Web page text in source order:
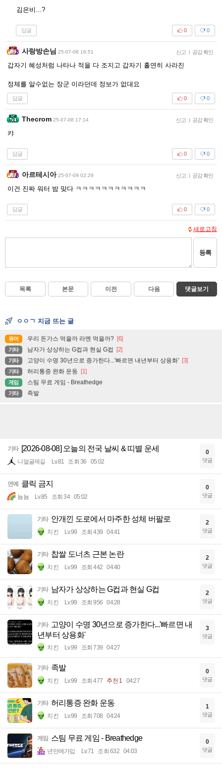
김은비...?
답글 0
0
사랑방손님 25-07-08 16:51 신고 | 공감 확인
갑자기 혜성처럼 나타나 적을 다 조지고 갑자기 홀연히 사라진
정체를 알수없는 장군 이라던데 정보가 없대요
답글 0
0
Thecrom 25-07-08 17:14 신고 | 공감 확인
캬
답글 0
0
아르테시아 25-07-09 02:29 신고 | 공감 확인
이건 진짜 워터 밤 맞다 ㅋㅋㅋㅋㅋㅋㅋㅋㅋㅋㅋ
답글 0
0
새로고침
등록
목록 본문 이전 다음 댓글보기
ㅇㅇㄱ 지금 뜨는 글
유머 우리 돈가스 먹을까 라멘 먹을까? [6]
기타 남자가 상상하는 G컵과 현실 G컵 [2]
기타 고양이 수명 30년으로 증가한다...'빠르면 내년부터 상용화' [3]
기타 허리통증 완화 운동 [1]
게임 스팀 무료 게임 - Breathedge
기타 족발
기타 [2026-08-08] 오늘의 전국 날씨 & 띠별 운세
니얼굴제길 Lv.81 조회 36 05:02
0
댓글
연예 클릭 금지
뇸뇸 Lv.85 조회 34 05:02
0
댓글
기타 안개낀 도로에서 마주한 성체 버팔로
치킨 Lv.99 조회 439 04:41
2
댓글
기타 찹쌀 도너츠 근본 논란
치킨 Lv.99 조회 442 04:40
2
댓글
기타 남자가 상상하는 G컵과 현실 G컵
치킨 Lv.99 조회 956 04:28
2
댓글
기타 고양이 수명 30년으로 증가한다...'빠르면 내
년부터 상용화'
치킨 Lv.99 조회 739 04:27
3
댓글
기타 족발
치킨 Lv.99 조회 477 추천 1 04:27
0
댓글
기타 허리통증 완화 운동
치킨 Lv.99 조회 708 04:24
1
댓글
게임 스팀 무료 게임 - Breathedge
년만에가입 Lv.71 조회 632 04:03
0
댓글